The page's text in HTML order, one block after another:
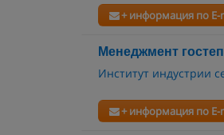
+ информация по E-
Менеджмент
Институт индустрии
+ информация по E-